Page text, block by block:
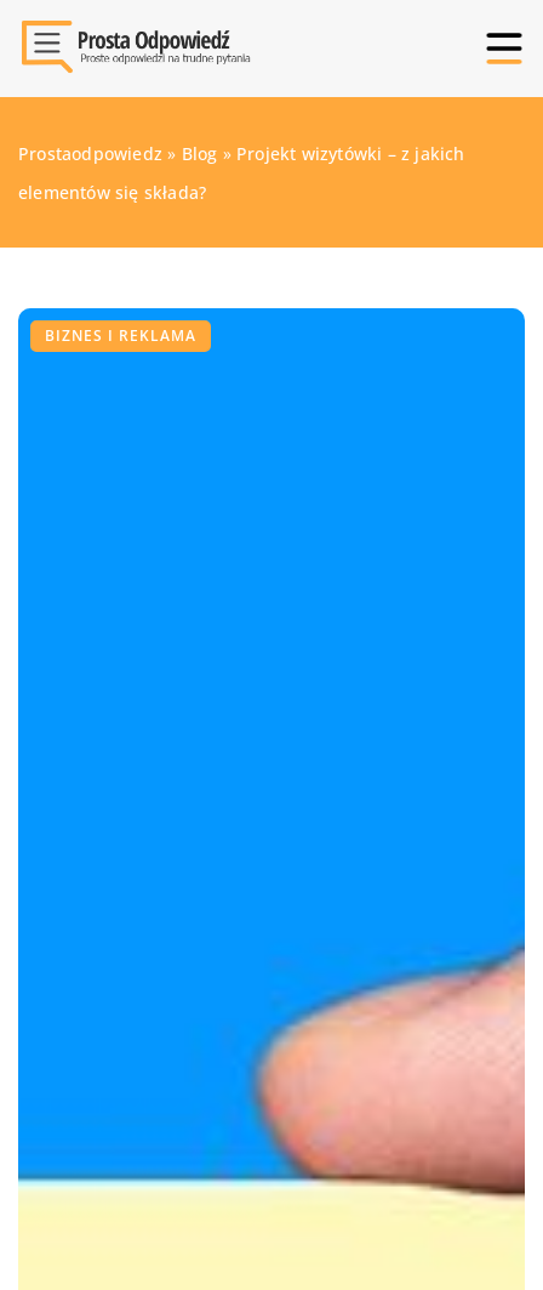
Prostaodpowiedz » Blog » Projekt wizytówki – z jakich
elementów się składa?
BIZNES I REKLAMA